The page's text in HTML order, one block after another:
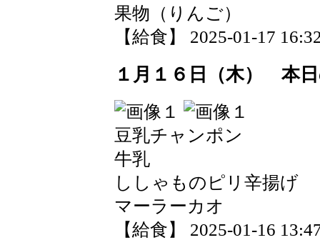
果物（りんご）
【給食】 2025-01-17
１月１６日（木） 本
豆乳チャンポン
牛乳
ししゃものピリ辛揚げ
マーラーカオ
【給食】 2025-01-16